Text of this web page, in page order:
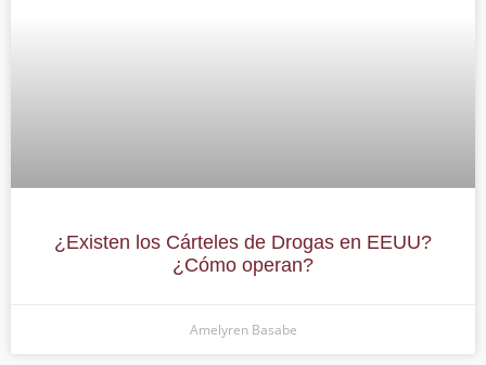
¿Existen los Cárteles de Drogas en EEUU?
¿Cómo operan?
Amelyren Basabe